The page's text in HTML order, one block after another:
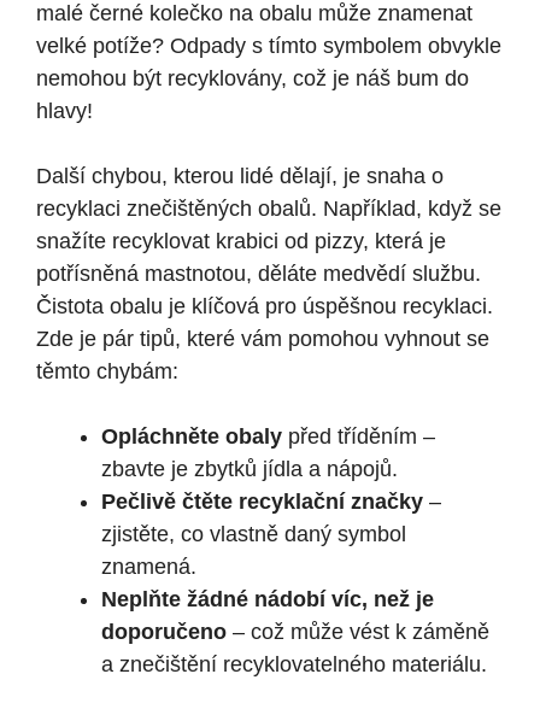
malé černé kolečko na obalu může znamenat
velké potíže? Odpady s tímto symbolem obvykle
nemohou být recyklovány, což je náš bum do
hlavy!
Další chybou, kterou lidé dělají, je snaha o
recyklaci znečištěných obalů. Například, když se
snažíte recyklovat krabici od pizzy, která je
potřísněná mastnotou, děláte medvědí službu.
Čistota obalu je klíčová pro úspěšnou recyklaci.
Zde je pár tipů, které vám pomohou vyhnout se
těmto chybám:
Opláchněte obaly před tříděním –
zbavte je zbytků jídla a nápojů.
Pečlivě čtěte recyklační značky –
zjistěte, co vlastně daný symbol
znamená.
Neplňte žádné nádobí víc, než je
doporučeno – což může vést k záměně
a znečištění recyklovatelného materiálu.